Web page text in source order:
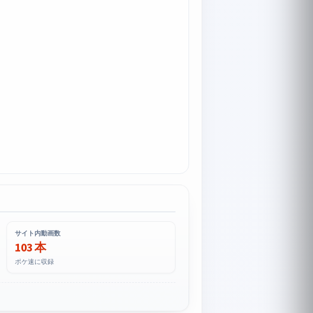
サイト内動画数
103 本
ポケ速に収録